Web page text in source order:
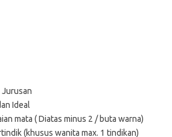
Jurusan
Ideal
mata ( Diatas minus 2 / buta warna)
(khusus wanita max. 1 tindikan)